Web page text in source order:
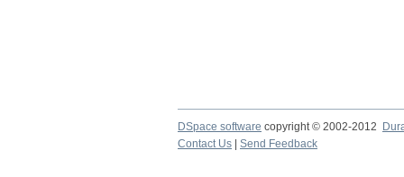
DSpace software copyright © 2002-2012
Contact Us
Send Feedback